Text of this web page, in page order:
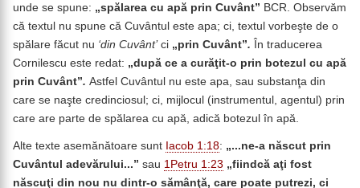
unde se spune: „spălarea cu apă prin Cuvânt” BCR. Observăm
că textul nu spune că Cuvântul este apa; ci, textul vorbeşte de o
spălare făcut nu ‘din Cuvânt’ci „prin Cuvânt”. În traducerea
Cornilescu este redat: „după ce a curăţit-o prin botezul cu apă
prin Cuvânt”. Astfel Cuvântul nu este apa, sau substanţa din
care se naşte credinciosul; ci, mijlocul (instrumentul, agentul) prin
care are parte de spălarea cu apă, adică botezul în apă.
Alte texte asemănătoare sunt Iacob 1:18: „...ne-a născut prin
Cuvântul adevărului...” sau 1Petru 1:23 „fiindcă aţi fost
născuţi din nou nu dintr-o sămânţă, care poate putrezi, ci